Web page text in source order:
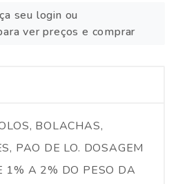
seu login ou
ver preços e comprar
BOLACHAS,
PAO DE LO. DOSAGEM
1% A 2% DO PESO DA